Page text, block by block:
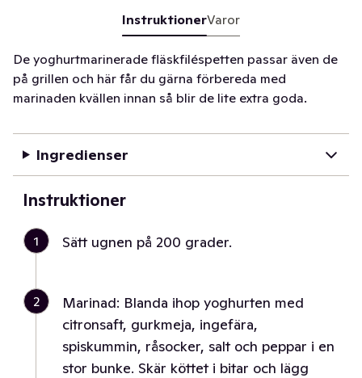
InstruktionerVaror
De yoghurtmarinerade fläskfiléspetten passar även de
på grillen och här får du gärna förbereda med
marinaden kvällen innan så blir de lite extra goda.
Ingredienser
Instruktioner
1 Sätt ugnen på 200 grader.
2
Marinad: Blanda ihop yoghurten med
citronsaft, gurkmeja, ingefära,
spiskummin, råsocker, salt och peppar i en
stor bunke. Skär köttet i bitar och lägg